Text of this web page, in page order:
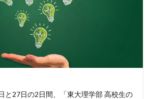
と27日の2日間、「東大理学部 高校生の